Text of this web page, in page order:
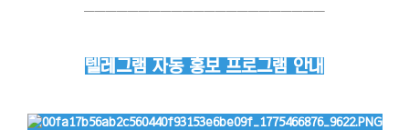
──────────────────────
텔레그램 자동 홍보 프로그램 안내